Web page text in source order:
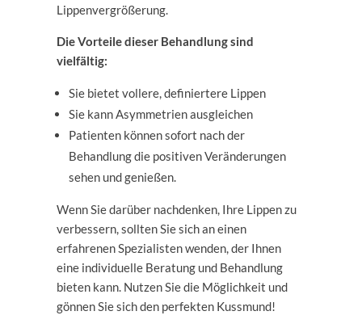
Lippenvergrößerung.
Die Vorteile dieser Behandlung sind
vielfältig:
Sie bietet vollere, definiertere Lippen
Sie kann Asymmetrien ausgleichen
Patienten können sofort nach der
Behandlung die positiven Veränderungen
sehen und genießen.
Wenn Sie darüber nachdenken, Ihre Lippen zu
verbessern, sollten Sie sich an einen
erfahrenen Spezialisten wenden, der Ihnen
eine individuelle Beratung und Behandlung
bieten kann. Nutzen Sie die Möglichkeit und
gönnen Sie sich den perfekten Kussmund!